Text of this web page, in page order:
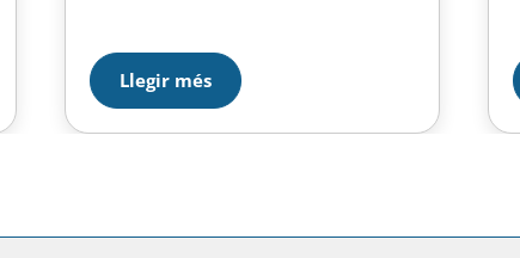
Juvenil. Partit d’anada acabat de
disputar fa uns minuts amb el
resultat…
Llegir més